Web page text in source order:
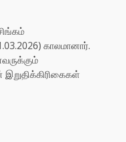
காலமானார்.